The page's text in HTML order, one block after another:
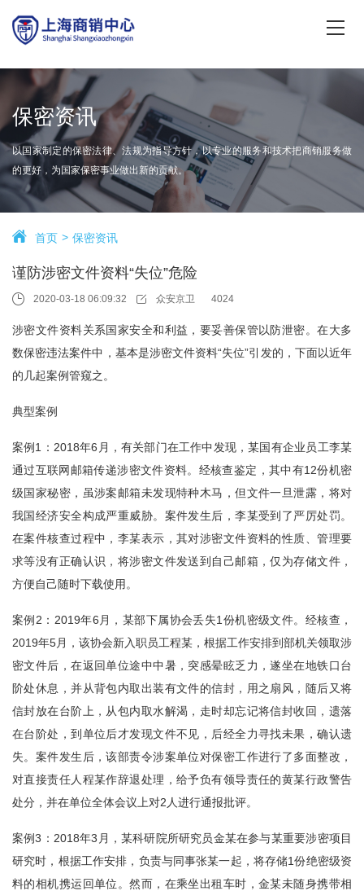
保密资讯
以国家制定的保密法律、法规为指导方针，以专业的服务和技术把商销服务做
的更好，为国家保密事业做出新的贡献。
首页 保密资讯
谨防涉密文件资料“失位”危险
2020-03-18 06:09:32 众安京卫 4024
涉密文件资料关系国家安全和利益，要妥善保管以防泄密。在大多
数保密违法案件中，基本是涉密文件资料“失位”引发的，下面以近年
的几起案例管窥之。
典型案例
案例1：2018年6月，有关部门在工作中发现，某国有企业员工李某
通过互联网邮箱传递涉密文件资料。经核查鉴定，其中有12份机密
级国家秘密，虽涉案邮箱未发现特种木马，但文件一旦泄露，将对
我国经济安全构成严重威胁。案件发生后，李某受到了严厉处罚。
在案件核查过程中，李某表示，其对涉密文件资料的性质、管理要
求等没有正确认识，将涉密文件发送到自己邮箱，仅为存储文件，
方便自己随时下载使用。
案例2：2019年6月，某部下属协会丢失1份机密级文件。经核查，
2019年5月，该协会新入职员工程某，根据工作安排到部机关领取涉
密文件后，在返回单位途中中暑，突感晕眩乏力，遂坐在地铁口台
阶处休息，并从背包内取出装有文件的信封，用之扇风，随后又将
信封放在台阶上，从包内取水解渴，走时却忘记将信封收回，遗落
在台阶处，到单位后才发现文件不见，后经全力寻找未果，确认遗
失。案件发生后，该部责令涉案单位对保密工作进行了多面整改，
对直接责任人程某作辞退处理，给予负有领导责任的黄某行政警告
处分，并在单位全体会议上对2人进行通报批评。
案例3：2018年3月，某科研院所研究员金某在参与某重要涉密项目
研究时，根据工作安排，负责与同事张某一起，将存储1份绝密级资
料的相机携运回单位。然而，在乘坐出租车时，金某未随身携带相